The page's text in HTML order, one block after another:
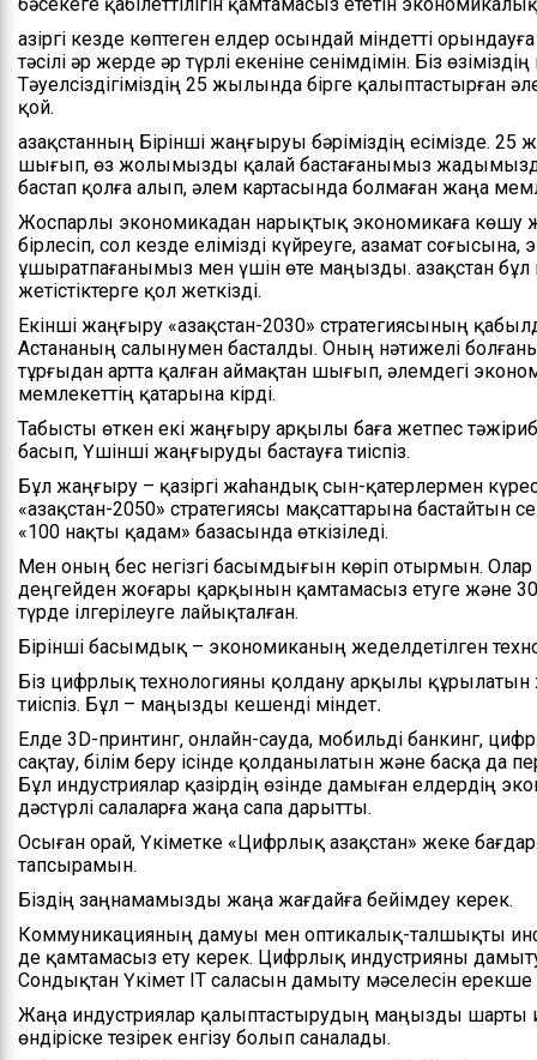
Қазіргі кезде көптеген елдер осындай міндетті
тәсілі әр жерде әр түрлі екеніне сенімдімін. Біз
Тәуелсіздігіміздің 25 жылында бірге қалыптастырған
қой.
Қазақстанның Бірінші жаңғыруы бәріміздің
шығып, өз жолымызды қалай бастағанымыз жадымызда
бастап қолға алып, әлем картасында болмаған жаңа
Жоспарлы экономикадан нарықтық экономикаға көшу
бірлесіп, сол кезде елімізді күйреуге, азамат
ұшыратпағанымыз мен үшін өте маңызды. Қазақстан
жетістіктерге қол жеткізді.
Екінші жаңғыру «Қазақстан-2030» стратегиясының
Астананың салынумен басталды. Оның нәтижелі
тұрғыдан артта қалған аймақтан шығып, әлемдегі
мемлекеттің қатарына кірді.
Табысты өткен екі жаңғыру арқылы баға жетпес
басып, Үшінші жаңғыруды бастауға тиіспіз.
Бұл жаңғыру – қазіргі жаһандық сын-қатерлермен
«Қазақстан-2050» стратегиясы мақсаттарына бастайтын
«100 нақты қадам» базасында өткізіледі.
Мен оның бес негізгі басымдығын көріп отырмын. Олар
деңгейден жоғары қарқынын қамтамасыз етуге және
түрде ілгерілеуге лайықталған.
Бірінші басымдық – экономиканың жеделдетілген
Біз цифрлық технологияны қолдану арқылы құрылатын
тиіспіз. Бұл – маңызды кешенді міндет.
Елде 3D-принтинг, онлайн-сауда, мобильді банкинг,
сақтау, білім беру ісінде қолданылатын және басқа да
Бұл индустриялар қазірдің өзінде дамыған елдердің
дәстүрлі салаларға жаңа сапа дарытты.
Осыған орай, Үкіметке «Цифрлық Қазақстан» жеке
тапсырамын.
Біздің заңнамамызды жаңа жағдайға бейімдеу керек.
Коммуникацияның дамуы мен оптикалық-талшықты
де қамтамасыз ету керек. Цифрлық индустрияны дамыту
Сондықтан Үкімет ІТ саласын дамыту мәселесін ерекше
Жаңа индустриялар қалыптастырудың маңызды шарты
өндіріске тезірек енгізу болып саналады.